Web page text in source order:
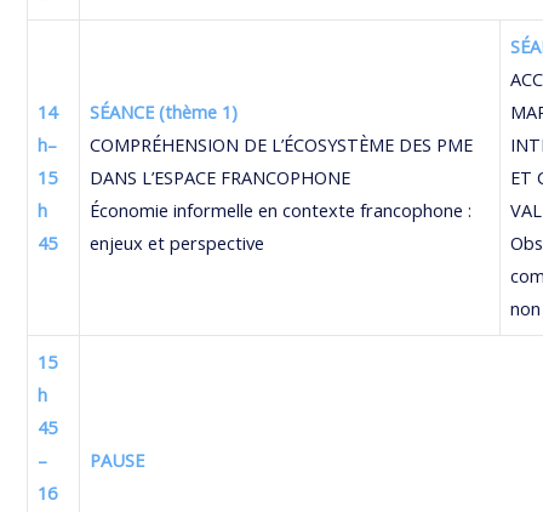
14
h–
15
h
45
SÉANCE (thème 1)
COMPRÉHENSION DE L’ÉCOSYSTÈME DES PME
DANS L’ESPACE FRANCOPHONE
Économie informelle en contexte francophone :
enjeux et perspective
ET
15
h
45
–
16
PAUSE